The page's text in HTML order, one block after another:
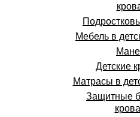
Мебель в
Детские
Матрасы в
Защитные